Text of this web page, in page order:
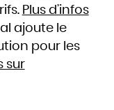
Plus d’infos
ajoute le
pour les
sur